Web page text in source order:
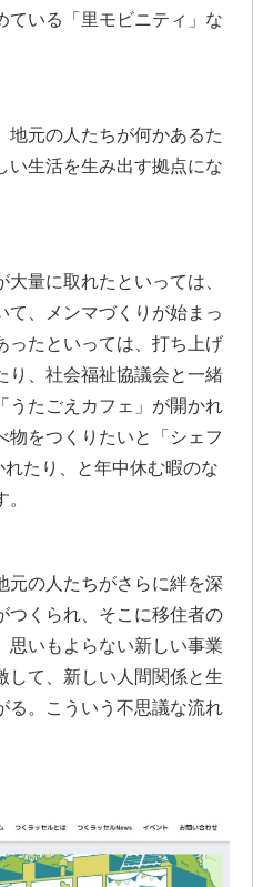
ている「里モビニティ」な
地元の人たちが何かあるた
い生活を生み出す拠点にな
量に取れたといっては、
て、メンマづくりが始まっ
ったといっては、打ち上げ
り、社会福祉協議会と一緒
うたごえカフェ」が開かれ
物をつくりたいと「シェフ
たり、と年中休む暇のな
元の人たちがさらに絆を深
つくられ、そこに移住者の
思いもよらない新しい事業
して、新しい人間関係と生
る。こういう不思議な流れ